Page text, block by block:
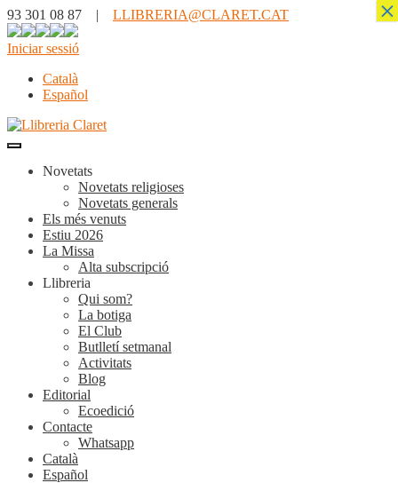
93 301 08 87 | LLIBRERIA@CLARET.CAT
Iniciar sessió
Català
Español
Novetats
Novetats religioses
Novetats generals
Els més venuts
Estiu 2026
La Missa
Alta subscripció
Llibreria
Qui som?
La botiga
El Club
Butlletí setmanal
Activitats
Blog
Editorial
Ecoedició
Contacte
Whatsapp
Català
Español
×